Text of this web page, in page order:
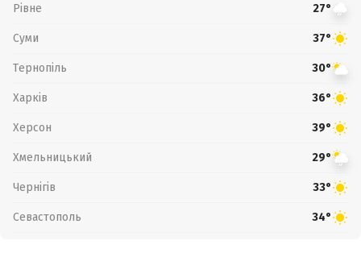
Рівне 27°
Суми 37°
Тернопіль 30°
Харків 36°
Херсон 39°
Хмельницький 29°
Чернігів 33°
Севастополь 34°